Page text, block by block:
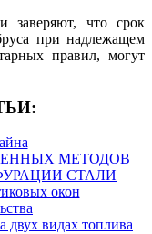
заверяют, что срок
при надлежащем
правил, могут
МЕТОДОВ
СТАЛИ
окон
двух видах топлива